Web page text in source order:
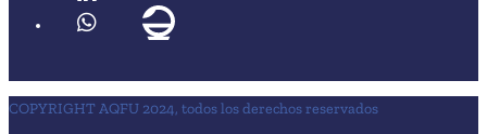
COPYRIGHT AQFU 2024, todos los derechos reservados